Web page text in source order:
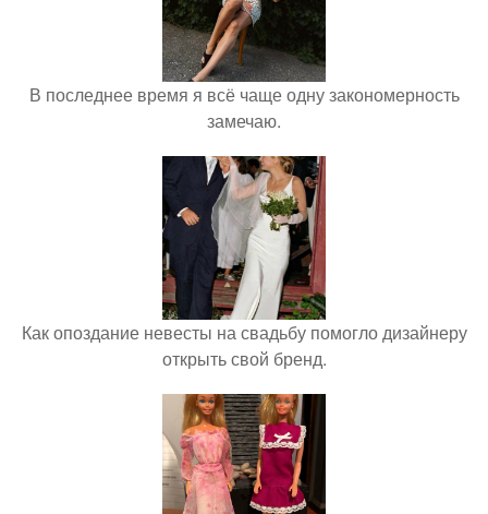
В последнее время я всё чаще одну закономерность
замечаю.
Как опоздание невесты на свадьбу помогло дизайнеру
открыть свой бренд.